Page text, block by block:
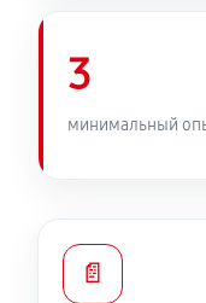
3
минимальный
📄